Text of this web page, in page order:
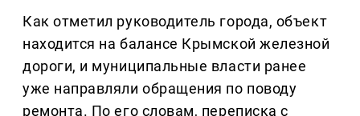
Как отметил руководитель города, объект
находится на балансе Крымской железной
дороги, и муниципальные власти ранее
уже направляли обращения по поводу
ремонта. По его словам, переписка с